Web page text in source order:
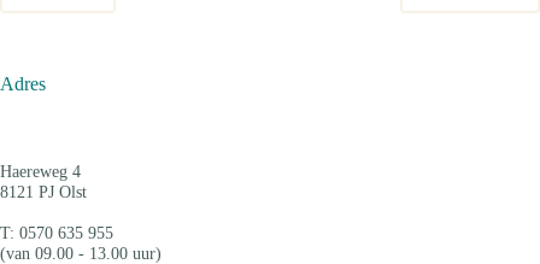
Adres
Haereweg 4
8121 PJ Olst
T: 0570 635 955
(van 09.00 - 13.00 uur)